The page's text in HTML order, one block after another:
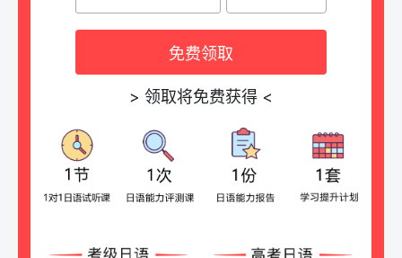
免费领取
> 领取将免费获得 <